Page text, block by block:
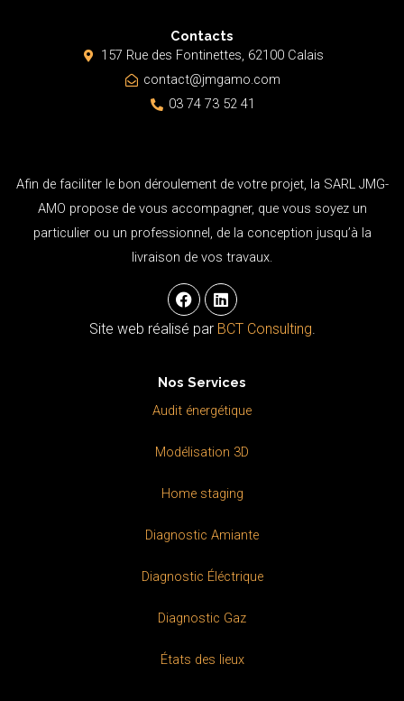
Contacts
157 Rue des Fontinettes, 62100 Calais
contact@jmgamo.com
03 74 73 52 41
Afin de faciliter le bon déroulement de votre projet, la SARL JMG-
AMO propose de vous accompagner, que vous soyez un
particulier ou un professionnel, de la conception jusqu’à la
livraison de vos travaux.
F
a
c
e
o
k
L
i
n
k
i
n
Site web réalisé par BCT Consulting.
Nos Services
Audit énergétique
Modélisation 3D
Home staging
Diagnostic Amiante
Diagnostic Éléctrique
Diagnostic Gaz
États des lieux